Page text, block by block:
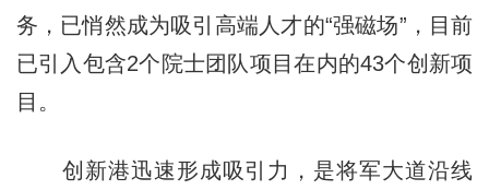
务，已悄然成为吸引高端人才的“强磁场”，目前
已引入包含2个院士团队项目在内的43个创新项
目。
创新港迅速形成吸引力，是将军大道沿线